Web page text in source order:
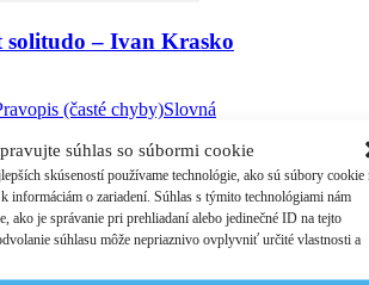
súhlas so súbormi cookie
skúseností používame technológie, ako sú súbory cookie
informáciám o zariadení. Súhlas s týmito technológiami nám
ako je správanie pri prehliadaní alebo jedinečné ID na tejto
súhlasu môže nepriaznivo ovplyvniť určité vlastnosti a
solitudo – Ivan Krasko
(časté chyby)Slovná